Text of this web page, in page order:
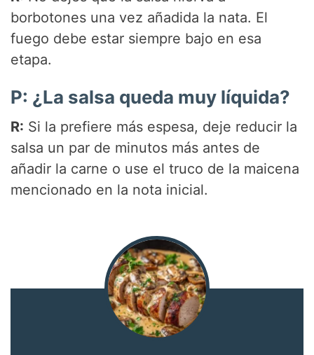
borbotones una vez añadida la nata. El
fuego debe estar siempre bajo en esa
etapa.
P: ¿La salsa queda muy líquida?
R: Si la prefiere más espesa, deje reducir la
salsa un par de minutos más antes de
añadir la carne o use el truco de la maicena
mencionado en la nota inicial.